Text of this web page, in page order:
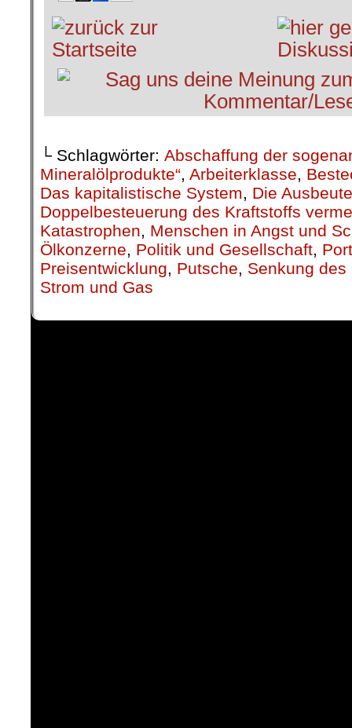
└ Schlagwörter: Abschaffung der
Mineralölprodukte“, Arbeiterklasse,
Das kapitalistische System, Die
Doppelbesteuerung des Kraftstoffs
Katastrophen, Menschen in Angst und
Ölkonzerne, Politik und Gesellschaft,
Preisentwicklung, Putsche, Senkung
Strom und Gas